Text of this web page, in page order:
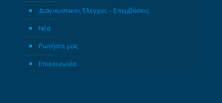
Διαγνωστικός Έλεγχος – Επεμβάσεις
Νέα
Ρωτήστε μας
Επικοινωνία